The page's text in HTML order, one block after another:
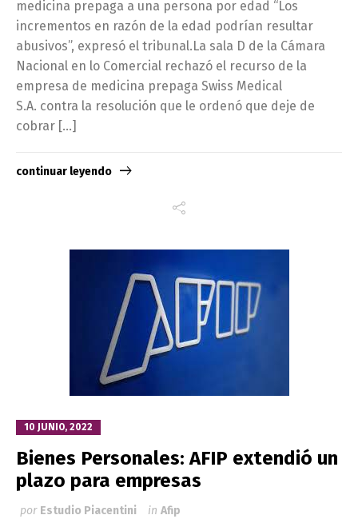
medicina prepaga a una persona por edad “Los
incrementos en razón de la edad podrían resultar
abusivos”, expresó el tribunal.La sala D de la Cámara
Nacional en lo Comercial rechazó el recurso de la
empresa de medicina prepaga Swiss Medical
S.A. contra la resolución que le ordenó que deje de
cobrar […]
continuar leyendo
10 JUNIO, 2022
Bienes Personales: AFIP extendió un
plazo para empresas
por Estudio Piacentini in Afip